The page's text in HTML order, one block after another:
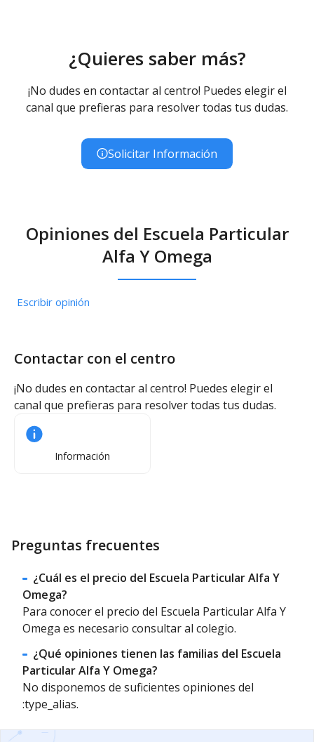
¿Quieres saber más?
¡No dudes en contactar al centro! Puedes elegir el
canal que prefieras para resolver todas tus dudas.
Solicitar Información
Opiniones del Escuela Particular
Alfa Y Omega
Escribir opinión
Contactar con el centro
¡No dudes en contactar al centro! Puedes elegir el
canal que prefieras para resolver todas tus dudas.
Información
Preguntas frecuentes
¿Cuál es el precio del Escuela Particular Alfa Y
Omega?
Para conocer el precio del Escuela Particular Alfa Y
Omega es necesario consultar al colegio.
¿Qué opiniones tienen las familias del Escuela
Particular Alfa Y Omega?
No disponemos de suficientes opiniones del
:type_alias.